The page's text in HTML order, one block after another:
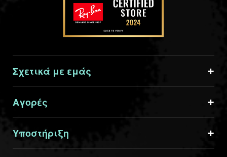
Σχετικά με εμάς
Αγορές
Υποστήριξη